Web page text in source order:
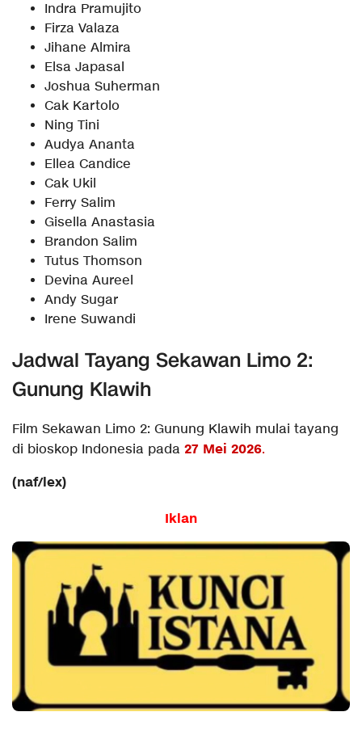
Indra Pramujito
Firza Valaza
Jihane Almira
Elsa Japasal
Joshua Suherman
Cak Kartolo
Ning Tini
Audya Ananta
Ellea Candice
Cak Ukil
Ferry Salim
Gisella Anastasia
Brandon Salim
Tutus Thomson
Devina Aureel
Andy Sugar
Irene Suwandi
Jadwal Tayang Sekawan Limo 2:
Gunung Klawih
Film Sekawan Limo 2: Gunung Klawih mulai tayang
di bioskop Indonesia pada 27 Mei 2026.
(naf/lex)
Iklan